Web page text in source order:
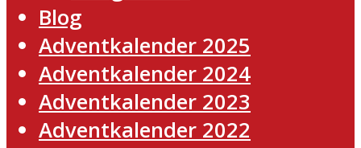
Blog
Adventkalender 2025
Adventkalender 2024
Adventkalender 2023
Adventkalender 2022